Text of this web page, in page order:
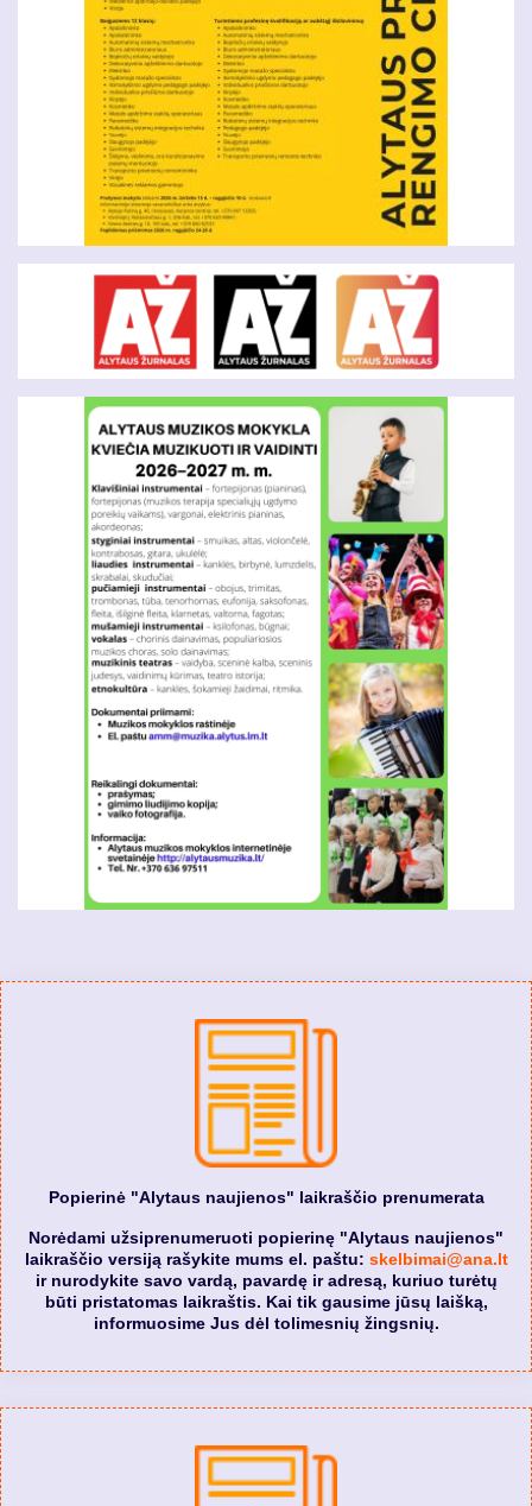
Popierinė "Alytaus naujienos" laikraščio prenumerata
Norėdami užsiprenumeruoti popierinę "Alytaus naujienos"
laikraščio versiją rašykite mums el. paštu: skelbimai@ana.lt
ir nurodykite savo vardą, pavardę ir adresą, kuriuo turėtų
būti pristatomas laikraštis. Kai tik gausime jūsų laišką,
informuosime Jus dėl tolimesnių žingsnių.